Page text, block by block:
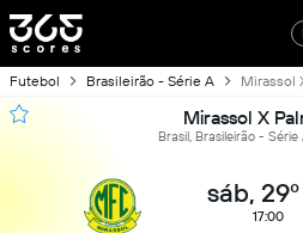
Futebol Brasileirão - Série A Mirassol
Mirassol X
Brasil, Brasileirão - Série
sáb,
17:00